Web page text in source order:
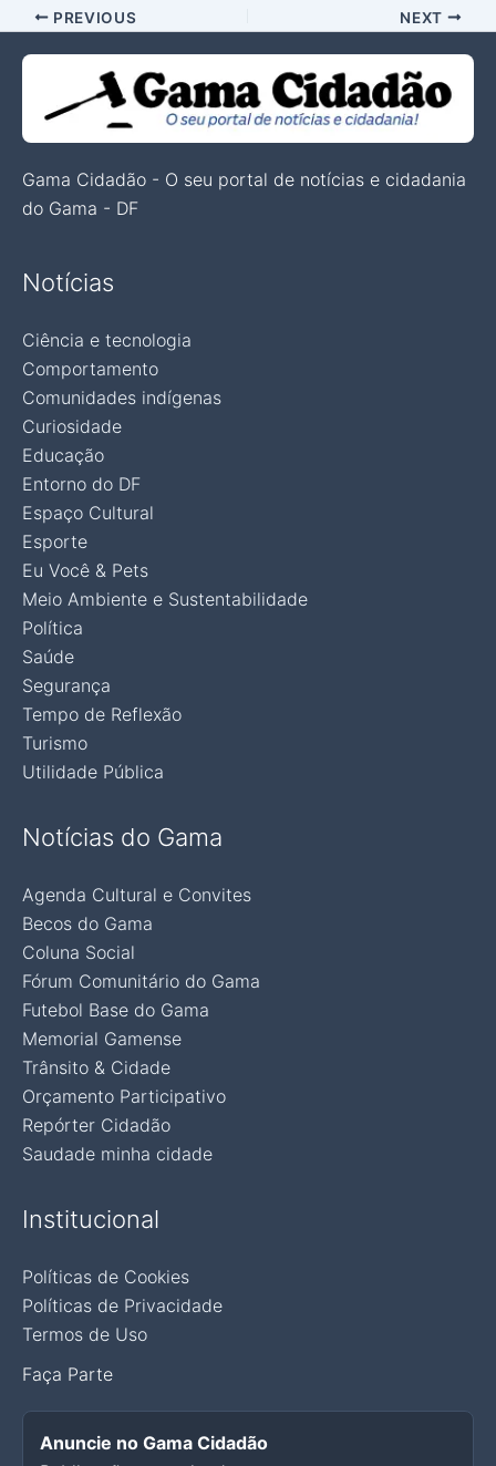
PREVIOUS NEXT
Gama Cidadão - O seu portal de notícias e cidadania
do Gama - DF
Notícias
Ciência e tecnologia
Comportamento
Comunidades indígenas
Curiosidade
Educação
Entorno do DF
Espaço Cultural
Esporte
Eu Você & Pets
Meio Ambiente e Sustentabilidade
Política
Saúde
Segurança
Tempo de Reflexão
Turismo
Utilidade Pública
Notícias do Gama
Agenda Cultural e Convites
Becos do Gama
Coluna Social
Fórum Comunitário do Gama
Futebol Base do Gama
Memorial Gamense
Trânsito & Cidade
Orçamento Participativo
Repórter Cidadão
Saudade minha cidade
Institucional
Políticas de Cookies
Políticas de Privacidade
Termos de Uso
Faça Parte
Anuncie no Gama Cidadão